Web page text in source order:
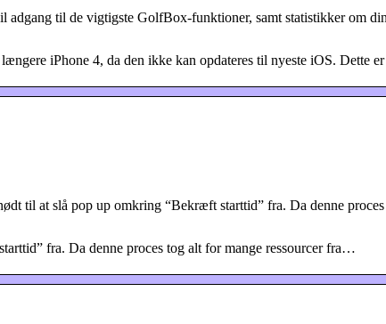
til de vigtigste GolfBox-funktioner, samt statistikker om
iPhone 4, da den ikke kan opdateres til nyeste iOS. Dette
til at slå pop up omkring “Bekræft starttid” fra. Da denne
fra. Da denne proces tog alt for mange ressourcer fra…